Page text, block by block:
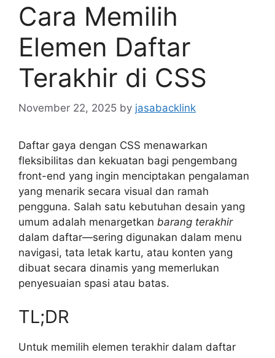
Cara Memilih
Elemen Daftar
Terakhir di CSS
November 22, 2025 by jasabacklink
Daftar gaya dengan CSS menawarkan
fleksibilitas dan kekuatan bagi pengembang
front-end yang ingin menciptakan pengalaman
yang menarik secara visual dan ramah
pengguna. Salah satu kebutuhan desain yang
umum adalah menargetkan barang terakhir
dalam daftar—sering digunakan dalam menu
navigasi, tata letak kartu, atau konten yang
dibuat secara dinamis yang memerlukan
penyesuaian spasi atau batas.
TL;DR
Untuk memilih elemen terakhir dalam daftar